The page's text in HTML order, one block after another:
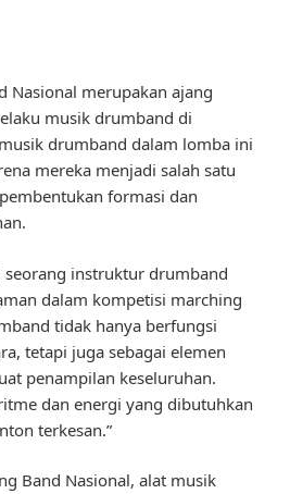
Nasional merupakan ajang
musik drumband di
drumband dalam lomba ini
mereka menjadi salah satu
formasi dan
seorang instruktur drumband
dalam kompetisi marching
tidak hanya berfungsi
tetapi juga sebagai elemen
penampilan keseluruhan.
dan energi yang dibutuhkan
terkesan.”
Band Nasional, alat musik